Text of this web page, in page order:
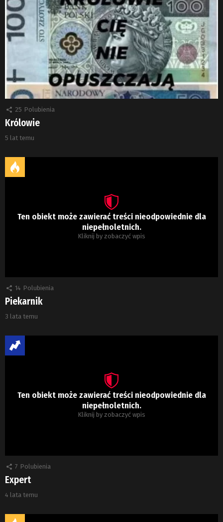
25 Polubienia
Królowie
5 lat temu
Ten obiekt może zawierać treści nieodpowiednie dla
niepełnoletnich.
Kliknij by zobaczyć wpis
14 Polubienia
Piekarnik
3 lata temu
Ten obiekt może zawierać treści nieodpowiednie dla
niepełnoletnich.
Kliknij by zobaczyć wpis
7 Polubienia
Expert
4 lata temu